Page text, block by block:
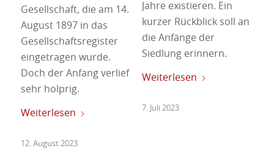
Gesellschaft, die am 14.
August 1897 in das
Gesellschaftsregister
eingetragen wurde.
Doch der Anfang verlief
sehr holprig.
Weiterlesen
12. August 2023
Jahre existieren. Ein
kurzer Rückblick soll an
die Anfänge der
Siedlung erinnern.
Weiterlesen
7. Juli 2023